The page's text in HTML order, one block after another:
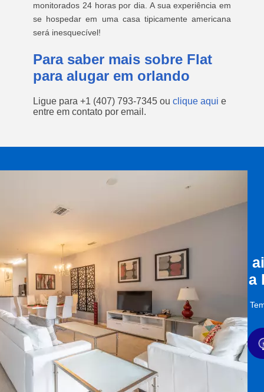
monitorados 24 horas por dia. A sua experiência em
se hospedar em uma casa tipicamente americana
será inesquecível!
Para saber mais sobre Flat
para alugar em orlando
Ligue para +1 (407) 793-7345 ou clique aqui e
entre em contato por email.
a